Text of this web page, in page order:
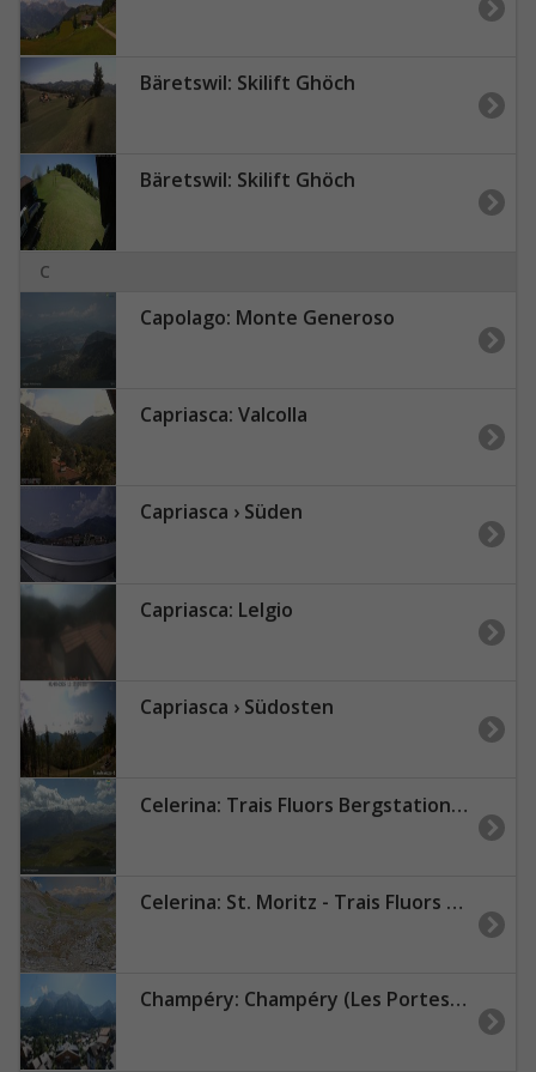
Bäretswil: Skilift Ghöch
Bäretswil: Skilift Ghöch
C
Capolago: Monte Generoso
Capriasca: Valcolla
Capriasca › Süden
Capriasca: Lelgio
Capriasca › Südosten
Celerina: Trais Fluors Bergstation, Corviglia - St. Moritz
Celerina: St. Moritz - Trais Fluors Bergstation
Champéry: Champéry (Les Portes du Soleil)